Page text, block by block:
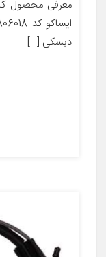
معرفی محصول
دیسکی […]